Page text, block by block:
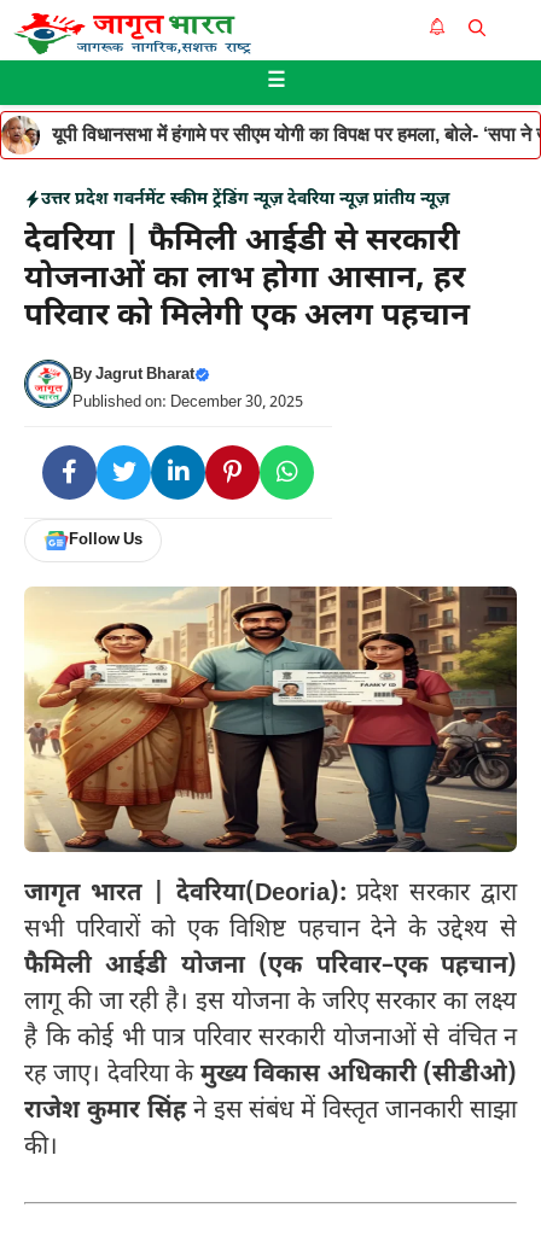
Skip
to
☰
यूपी विधानसभा में हंगामे पर सीएम योगी का विपक्ष पर हमला, बोले- ‘सपा ने
उत्तर प्रदेश गवर्नमेंट स्कीम ट्रेंडिंग न्यूज़ देवरिया न्यूज़ प्रांतीय न्यूज़
देवरिया | फैमिली आईडी से सरकारी
योजनाओं का लाभ होगा आसान, हर
परिवार को मिलेगी एक अलग पहचान
ByJagrut Bharat
Published on: December 30, 2025
Follow Us
जागृत भारत | देवरिया(Deoria): प्रदेश सरकार द्वारा
सभी परिवारों को एक विशिष्ट पहचान देने के उद्देश्य से
फैमिली आईडी योजना (एक परिवार–एक पहचान)
लागू की जा रही है। इस योजना के जरिए सरकार का लक्ष्य
है कि कोई भी पात्र परिवार सरकारी योजनाओं से वंचित न
रह जाए। देवरिया केमुख्य विकास अधिकारी (सीडीओ)
राजेश कुमार सिंहने इस संबंध में विस्तृत जानकारी साझा
की।